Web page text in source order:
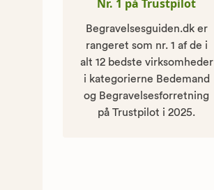
Nr. 1 på Trustpilot
Begravelsesguiden.dk er
rangeret som nr. 1 af de i
alt 12 bedste virksomheder
i kategorierne Bedemand
og Begravelsesforretning
på Trustpilot i 2025.